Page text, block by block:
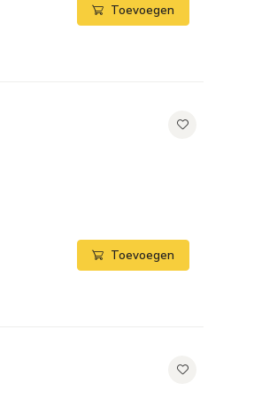
Toevoegen
Toevoegen